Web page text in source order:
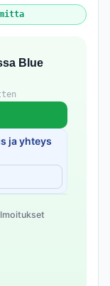
Blue
ja yhteys